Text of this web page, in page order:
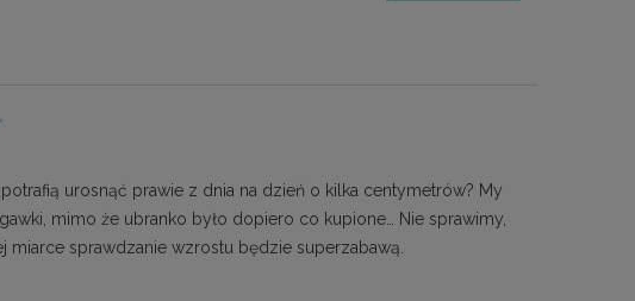
urosnąć prawie z dnia na dzień o kilka centymetrów? My
mimo że ubranko było dopiero co kupione… Nie sprawimy,
miarce sprawdzanie wzrostu będzie superzabawą.